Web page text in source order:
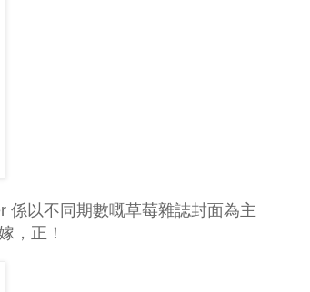
係以不同期數嘅草莓雜誌封面為主
，正！